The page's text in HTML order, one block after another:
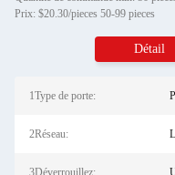
Prix: $20.30/pieces 50-99 pieces
Détail
1Type de porte:
2Réseau:
3Déverrouillez: